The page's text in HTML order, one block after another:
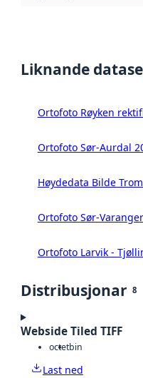
Liknande
Ortofoto Røyken
Ortofoto Sør-Aurdal
Høydedata Bilde
Ortofoto Sør-
Ortofoto Larvik -
Distribusjonar 8
Webside Tiled TIFF
octetbin
Last ned